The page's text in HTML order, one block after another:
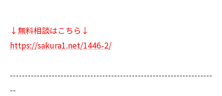
↓無料相談はこちら↓
https://sakura1.net/1446-2/
--------------------------------------------------------------------
--